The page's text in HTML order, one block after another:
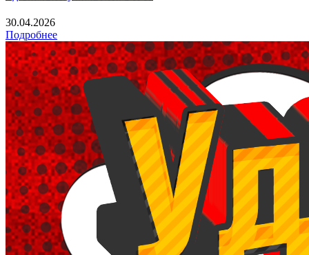
30.04.2026
Подробнее